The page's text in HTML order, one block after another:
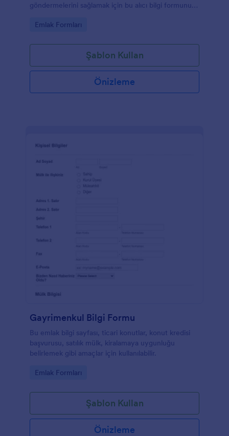
göndermelerini sağlamak için bu alıcı bilgi formunu
sayfası şablonu ayrıca satıcıların iletişim bilgilerini ve
için özelleştirebilir ve alıcılardan farklı bilgiler
Go to Category:
Emlak Formları
Şablon Kullan
Önizleme
Gayrimenkul Bilgi Formu
Bu emlak bilgi sayfası, ticari konutlar, konut kredisi
başvurusu, satılık mülk, kiralamaya uygunluğu
belirlemek gibi amaçlar için kullanılabilir.
Go to Category:
Emlak Formları
Şablon Kullan
Önizleme